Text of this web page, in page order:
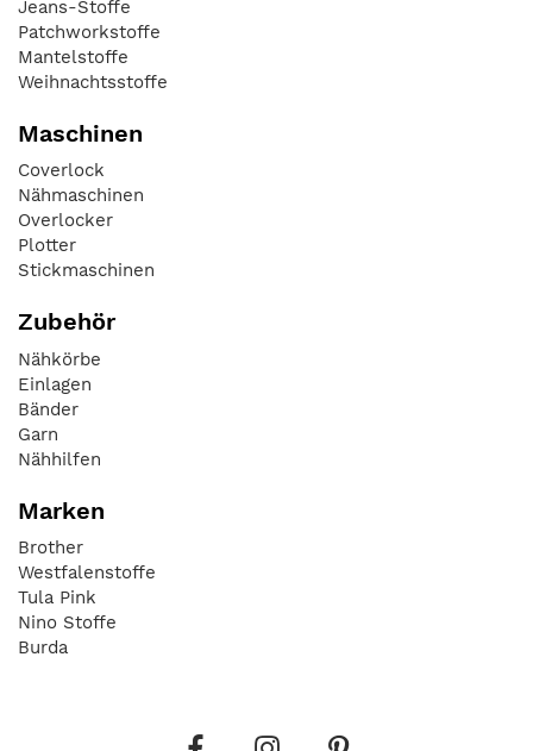
Jeans-Stoffe
Patchworkstoffe
Mantelstoffe
Weihnachtsstoffe
Maschinen
Coverlock
Nähmaschinen
Overlocker
Plotter
Stickmaschinen
Zubehör
Nähkörbe
Einlagen
Bänder
Garn
Nähhilfen
Marken
Brother
Westfalenstoffe
Tula Pink
Nino Stoffe
Burda